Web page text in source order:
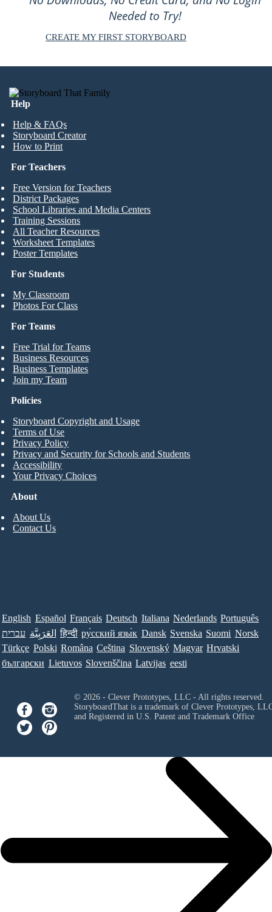
Needed to Try!
CREATE MY FIRST STORYBOARD
Help
Help & FAQs
Storyboard Creator
How to Print
For Students
My Classroom
Photos For Class
For Teachers
Free Version for Teachers
District Packages
School Libraries and Media Centers
Training Sessions
All Teacher Resources
Worksheet Templates
Poster Templates
For Teams
Free Trial for Teams
Business Resources
Business Templates
Join my Team
About
About Us
Contact Us
Policies
Storyboard Copyright and Usage
Terms of Use
Privacy Policy
Privacy and Security for Schools and Students
Accessibility
Your Privacy Choices
English Español Français Deutsch Italiana Nederlands Português
עברית العَرَبِيَّة हिन्दी ру́сский язы́к Dansk Svenska Suomi Norsk
Türkçe Polski Româna Ceština Slovenský Magyar Hrvatski
български Lietuvos Slovenščina Latvijas eesti
© 2026 - Clever Prototypes, LLC - All rights reserved.
StoryboardThat is a trademark of Clever Prototypes,
and Registered in U.S. Patent and Trademark Office